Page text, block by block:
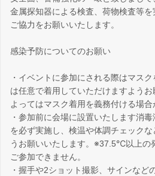
金属探知器による検査、荷物検査等を
ご協力をお願いいたします。
感染予防についてのお願い
・イベントに参加にされる際はマス
は任意で着用していただけますよう
よってはマスク着用を義務付ける場合
・参加前に会場に設置いたします消
を必ず実施し、検温や体調チェック
うお願いいたします。※37.5℃以上の
ご参加できません。
・握手や2ショット撮影、サインなど